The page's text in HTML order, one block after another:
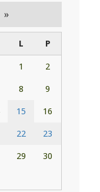
»
L P
1 2
8 9
15 16
22 23
29 30